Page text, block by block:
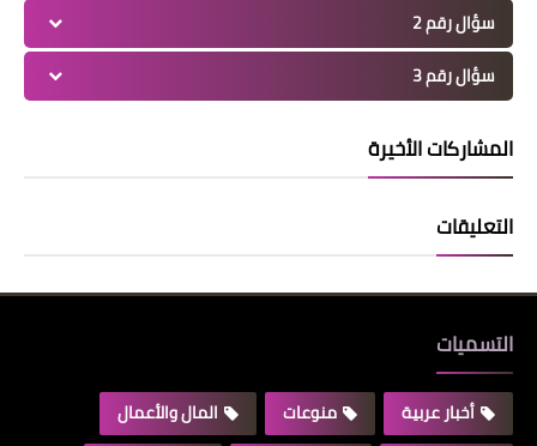
سؤال رقم 2
سؤال رقم 3
المشاركات الأخيرة
التعليقات
التسميات
أخبار عربية منوعات
المال والأعمال